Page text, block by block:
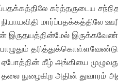
கர்த்தருடைய
நியாயவிதி
இருதயத்தின்மேல்
ஏபோத்தின் கீழ் அங்கியை
தலை நுழைகிற அதின் துவாரம்